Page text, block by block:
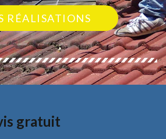
RÉALISATIONS
gratuit